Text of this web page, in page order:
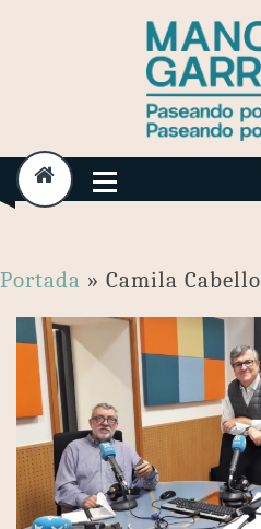
Portada » Camila Cabello